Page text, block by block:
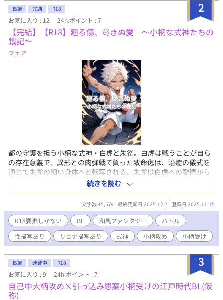
す。 年齢制限要素としては、監禁、拘束、陵辱、緊縛が含まれま
す。 年齢制限シーンにはタイトルに*が、未満だけどそんな感じの
雰囲気のところには（*）がついています。 ◆商業式作品紹介◆
情報と体を売って生計を立てる25歳の美しく小柄な青年ゼスは、
幼い頃ゼスを拾ってくれた貧乏孤児院に、稼ぎから差し入れを届
ける日々を送っていた。 栄養不足から小柄なまま大人になったゼ
スの細い体は、そちらの趣味の男によく売れたが、特殊性癖持ち
の警備隊長にもまた異常な執着を向けられていた。 その頃、横暴
な警備兵が好き放題に暴れるゼスの町へ、王都より視察隊が派遣
される。 視察隊として町に潜入したひとりに、ゼスが昔生き別れ
た義兄ギルフォードがいた。 情報を買いにゼスの元を訪れたギル
フォードは、愛する人によく似たゼスを抱きたいと言い出して
――……。 ◆帯 受けを守りたくて離したくなくて仕方ないド執着
攻め×大切な物を守るためなら身を引いて自分を犠牲にするタイ
プの受けの、秘密だらけの無自覚追いかけっこラブロマンス。 ◆
一文紹介 頭の回る小柄な受けが、攻めの一途な愛に身も心も翻弄
されつつも気持ちを隠して、力尽くでハッピーエンドを勝ち取る
お話。
2
長編 完結 R18
お気に入り : 12 24h.ポイント : 7
【完結】【R18】廻る傷、尽きぬ愛 〜小柄な式神たちの
戦記〜
フェア
都の守護を担う小柄な式神・白虎と朱雀。白虎は戦うことが自ら
の存在意義で、異形との肉弾戦で負った致命傷は、治癒の儀式を
通じて朱雀の細い身体へと転写される。朱雀は白虎への愛情から
彼を守りたいと願いながらも、都の安寧のために戦場へ送り返す
苦渋の決断を繰り返す。 戦闘と回復が延々と繰り返される、バト
続きを読む
文字数 45,579 最終更新日 2025.12.7 登録日 2025.11.15
R18要素しかない BL 和風ファンタジー
バトル
性描写あり
リョナ描写あり 式神 小柄攻め 小柄受け
3
長編 連載中 R18
お気に入り : 9 24h.ポイント : 7
自己中大柄攻め×引っ込み思案小柄受けの江戸時代BL(仮
称)